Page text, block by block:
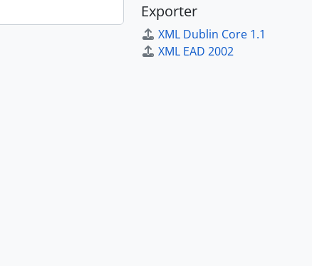
Exporter
XML Dublin Core 1.1
XML EAD 2002